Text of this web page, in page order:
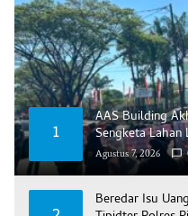
1
AAS Building
Sengketa Lahan
Agustus 7, 2026
Beredar Isu